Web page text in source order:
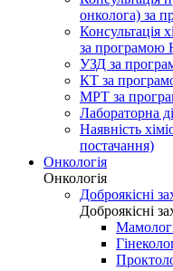
онколога) за
Консультація
за
УЗД за
КТ за
МРТ за
Лабораторна
Наявність
постачання)
Онкологія
Онкологія
Доброякісні
Доброякісні